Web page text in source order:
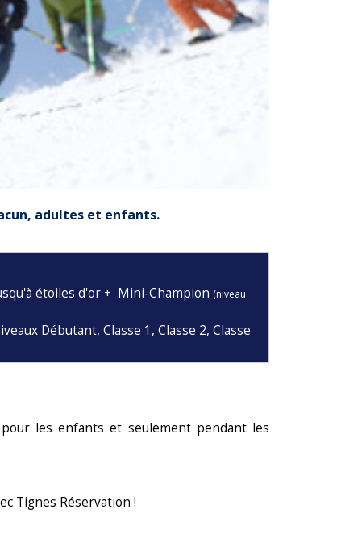
adultes et enfants.
étoiles d'or + Mini-Champion (niveau
Débutant, Classe 1, Classe 2, Classe
les enfants et seulement pendant les
Tignes Réservation !